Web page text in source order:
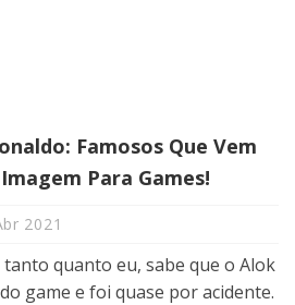
Famosos Que Vem
Para Games!
2021
tanto quanto eu, sabe que o Alok
game e foi quase por acidente.